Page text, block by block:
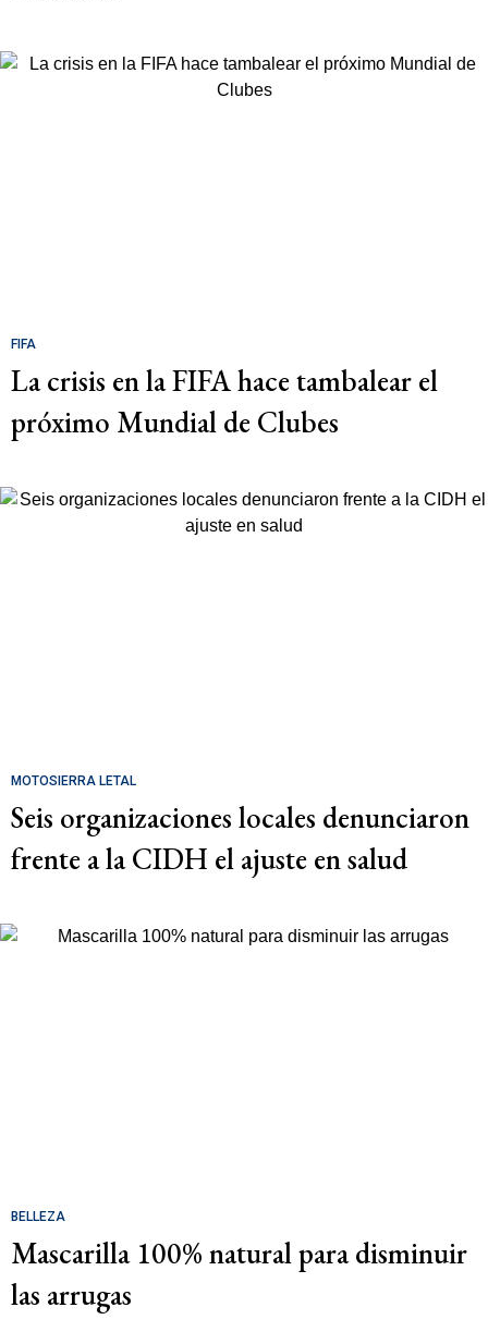
FIFA
La crisis en la FIFA hace tambalear el
próximo Mundial de Clubes
MOTOSIERRA LETAL
Seis organizaciones locales denunciaron
frente a la CIDH el ajuste en salud
BELLEZA
Mascarilla 100% natural para disminuir
las arrugas